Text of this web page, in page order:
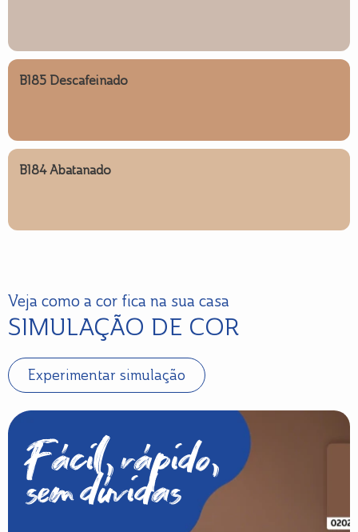
B185 Descafeinado
B184 Abatanado
Veja como a cor fica na sua casa
SIMULAÇÃO DE COR
Experimentar simulação
Fácil, rápido,
sem dúvidas